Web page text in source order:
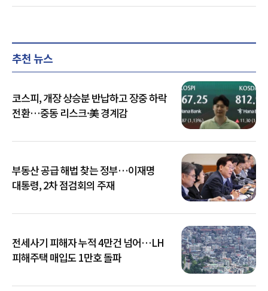
추천 뉴스
코스피, 개장 상승분 반납하고 장중 하락
전환…중동 리스크·美 경계감
부동산 공급 해법 찾는 정부…이재명
대통령, 2차 점검회의 주재
전세사기 피해자 누적 4만건 넘어…LH
피해주택 매입도 1만호 돌파